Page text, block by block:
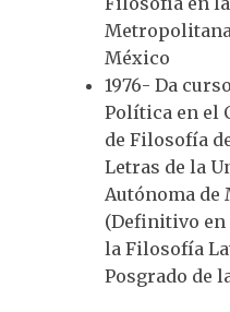
México
1976- Da
Política en el
de Filosofía
Letras de la
Autónoma de
(Definitivo en
la Filosofía
Posgrado de